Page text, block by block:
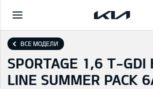
ВСЕ МОДЕЛИ
SPORTAGE 1,6 T-GDI
LINE SUMMER PACK